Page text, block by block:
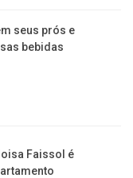
seus prós e
bebidas
Faissol é